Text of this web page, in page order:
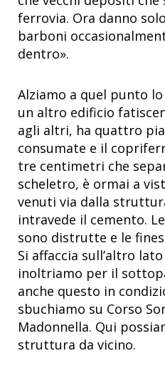
ferrovia. Ora danno
barboni
dentro».
Alziamo a quel punto
un altro edificio
agli altri, ha quattro
consumate e il
tre centimetri che
scheletro, è ormai a
venuti via dalla
intravede il cemento.
sono distrutte e le
Si affaccia sull’altro
inoltriamo per il
anche questo in
sbuchiamo su Corso
Madonnella. Qui
struttura da vicino.